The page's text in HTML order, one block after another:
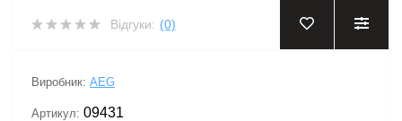
Відгуки: (0)
Виробник: AEG
Артикул: 09431